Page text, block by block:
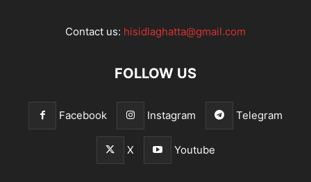
Contact us: hisidlaghatta@gmail.com
FOLLOW US
Facebook Instagram Telegram
X Youtube